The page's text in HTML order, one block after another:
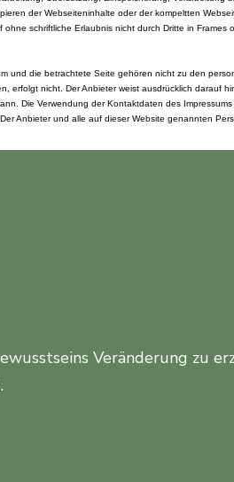
der Webseiteninhalte oder der kompeltten
schriftliche Erlaubnis nicht durch Dritte in Frames
und die betrachtete Seite gehören nicht zu den
erfolgt nicht. Der Anbieter weist ausdrücklich darauf
Die Verwendung der Kontaktdaten des
Anbieter und alle auf dieser Website genannten
Veränderung zu